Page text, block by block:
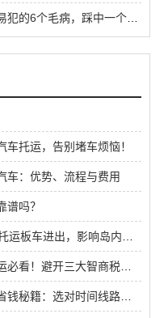
车托运，告别堵车烦恼！
车：优势、流程与费用
谱吗？